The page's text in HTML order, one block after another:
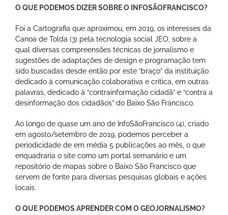
O QUE PODEMOS DIZER SOBRE O INFOSÃOFRANCISCO?
Foi a Cartografia que aproximou, em 2019, os interesses da
Canoa de Tolda (3) pela tecnologia social JEO, sobre a
qual diversas compreensões técnicas de jornalismo e
sugestões de adaptações de design e programação tem
sido buscadas desde então por este “braço” da instituição
dedicado à comunicação colaborativa e crítica, em outras
palavras, dedicado à “contrainformação cidadã” e “contra a
desinformação dos cidadãos” do Baixo São Francisco.
Ao longo de quase um ano de InfoSãoFrancisco (4), criado
em agosto/setembro de 2019, podemos perceber a
periodicidade de em média 5 publicações ao mês, o que
enquadraria o site como um portal semanário e um
repositório de mapas sobre o Baixo São Francisco que
servem de fonte para diversas pesquisas globais e ações
locais.
O QUE PODEMOS APRENDER COM O GEOJORNALISMO?